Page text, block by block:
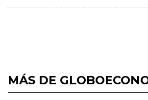
MÁS DE